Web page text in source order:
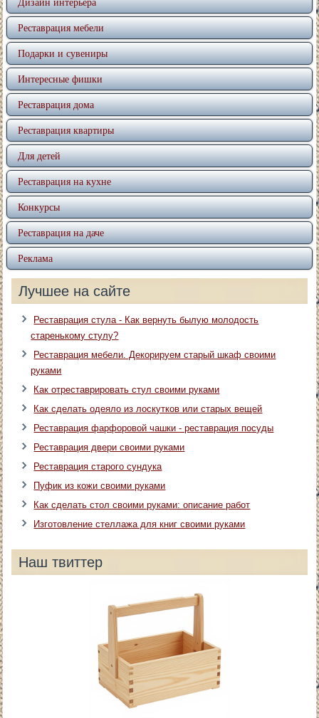
Реставрация мебели
Подарки и сувениры
Интересные фишки
Реставрация дома
Реставрация квартиры
Для детей
Реставрация на кухне
Конкурсы
Реставрация на даче
Реклама
Лучшее на сайте
Реставрация стула - Как вернуть былую молодость
старенькому стулу?
Реставрация мебели. Декорируем старый шкаф своими
руками
Как отреставрировать стул своими руками
Как сделать одеяло из лоскутков или старых вещей
Реставрация фарфоровой чашки - реставрация посуды
Реставрация двери своими руками
Реставрация старого сундука
Пуфик из кожи своими руками
Как сделать стол своими руками: описание работ
Изготовление стеллажа для книг своими руками
Наш твиттер